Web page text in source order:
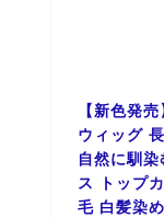
【新色発
ウィッグ
自然に馴
ス トップ
毛 白髪染